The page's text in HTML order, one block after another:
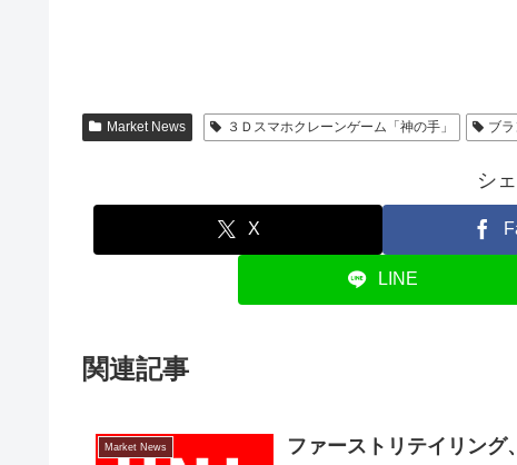
Market News ３Ｄスマホクレーンゲーム「神の手」 ブ
シ
X
LINE
関連記事
Market News ファーストリテイリン